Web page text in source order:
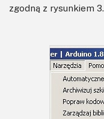
zgodną z rysunkiem 3.